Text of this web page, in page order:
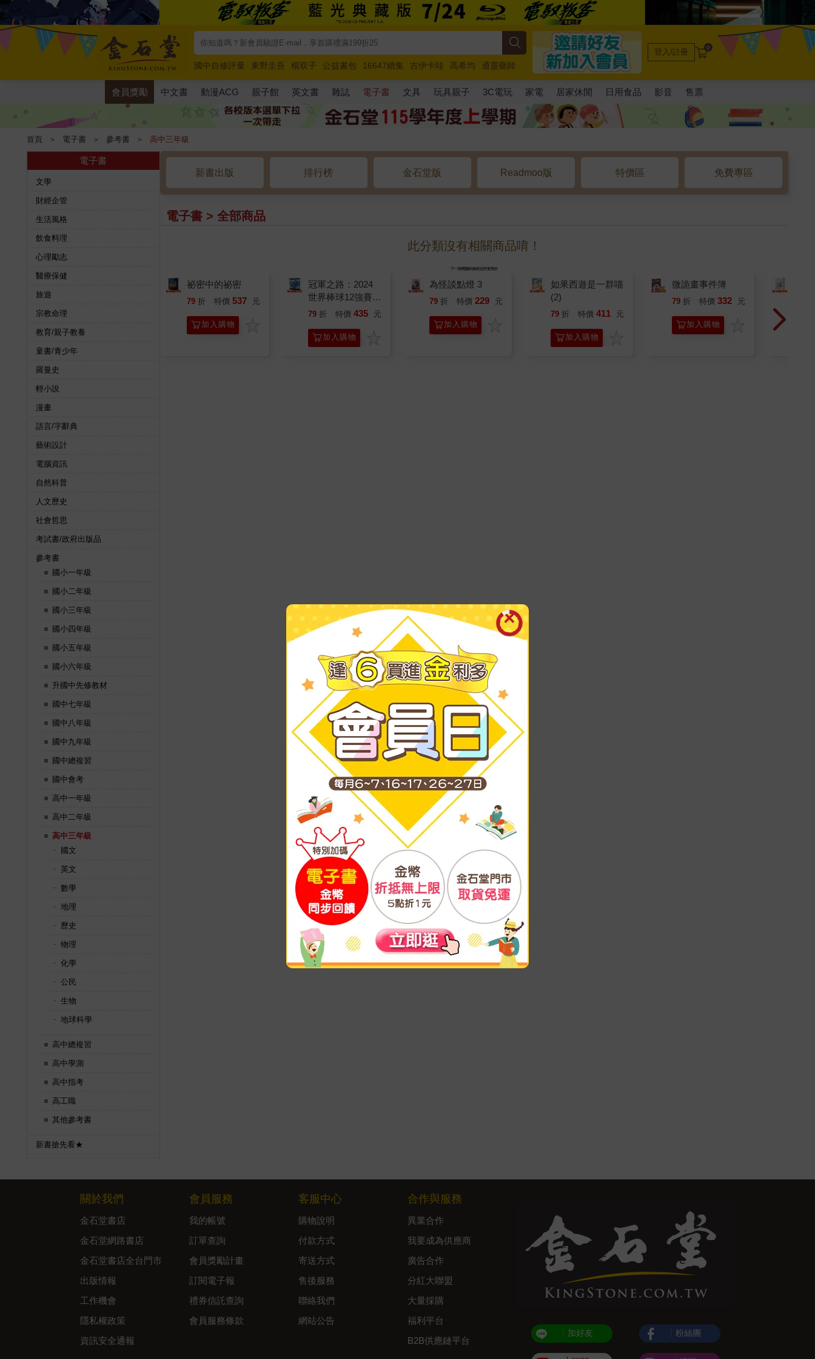
國中自修評量 東野圭吾 楊双子 公益書包 16647續集 吉伊卡哇 高希均
通靈藥師
唯紅花綻放
奧德賽 路邊攤新作 馬斯克 玩具總動員5 超慢跑
登入/註冊 0
會員獎勵 中文書 動漫ACG 親子館 英文書 雜誌 電子書 文具 玩具親子 3C電玩 家電 居家休閒 日用食品 影音 售票
首頁 ＞ 電子書 ＞ 參考書 ＞ 高中三年級
電子書
文學
財經企管
生活風格
飲食料理
心理勵志
醫療保健
旅遊
宗教命理
教育/親子教養
童書/青少年
羅曼史
輕小說
漫畫
語言/字辭典
藝術設計
電腦資訊
自然科普
人文歷史
社會哲思
考試書/政府出版品
參考書
國小一年級
國小二年級
國小三年級
國小四年級
國小五年級
國小六年級
升國中先修教材
國中七年級
國中八年級
國中九年級
國中總複習
國中會考
高中一年級
高中二年級
高中三年級
國文
英文
數學
地理
歷史
物理
化學
公民
生物
地球科學
高中總複習
高中學測
高中指考
高工職
其他參考書
新書搶先看★
新書出版 排行榜 金石堂版 Readmoo版 特價區 免費專區
電子書 > 全部商品
此分類沒有相關商品唷！
下一段閱讀的旅程也許更美好
祕密中的祕密
79 折 特價 537 元
加入購物
冠軍之路：2024
世界棒球12強賽感
動全紀錄【聯名電
79 折 特價 435 元
加入購物
為怪談點燈 3
79 折 特價 229 元
加入購物
如果西遊是一群喵
(2)
79 折 特價 411 元
加入購物
微詭畫事件簿
79 折 特價 332 元
加入購物
關於我們
金石堂書店
金石堂網路書店
金石堂書店全台門市
出版情報
工作機會
隱私權政策
資訊安全通報
會員服務
我的帳號
訂單查詢
會員獎勵計畫
訂閱電子報
禮券信託查詢
會員服務條款
客服中心
購物說明
付款方式
寄送方式
售後服務
聯絡我們
網站公告
合作與服務
異業合作
我要成為供應商
廣告合作
分紅大聯盟
大量採購
福利平台
B2B供應鏈平台
加好友 粉絲團